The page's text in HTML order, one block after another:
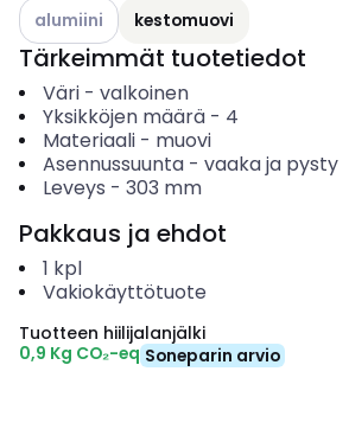
Katso käytettävissä olevat vaihtoehdot
alumiini kestomuovi
Tärkeimmät tuotetiedot
Väri- valkoinen
Yksikköjen määrä- 4
Materiaali- muovi
Asennussuunta- vaaka ja pysty
Leveys - 303 mm
Pakkaus ja ehdot
1 kpl
Vakiokäyttötuote
Tuotteen hiilijalanjälki
0,9 Kg CO₂-eq Soneparin arvio